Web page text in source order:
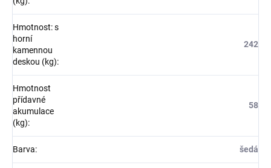
Hmotnost: s
horní
kamennou
deskou (kg):
242
Hmotnost
přídavné
akumulace
(kg):
58
Barva: šedá